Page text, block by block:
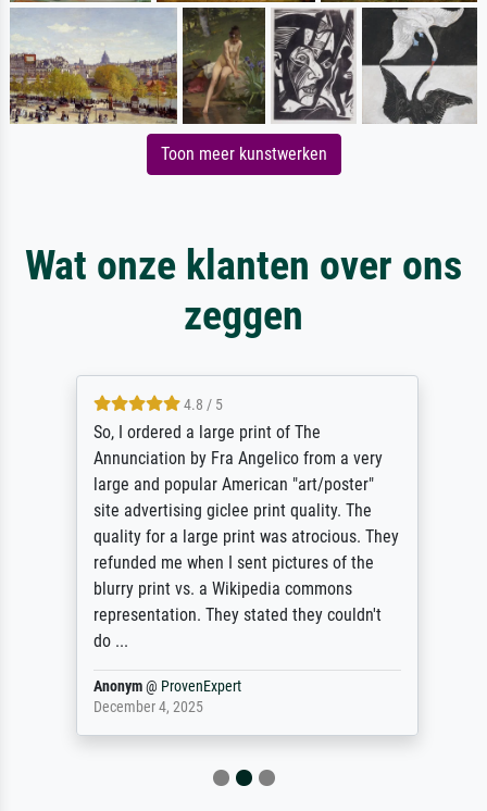
Toon meer kunstwerken
Wat onze klanten over ons
zeggen
4.8 / 5
So, I ordered a large print of The
Annunciation by Fra Angelico from a very
large and popular American "art/poster"
site advertising giclee print quality. The
quality for a large print was atrocious. They
refunded me when I sent pictures of the
blurry print vs. a Wikipedia commons
representation. They stated they couldn't
do ...
Anonym@ ProvenExpert
December 4, 2025